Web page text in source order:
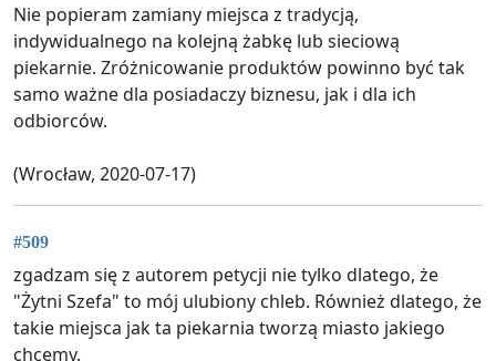
Nie popieram zamiany miejsca z tradycją,
indywidualnego na kolejną żabkę lub sieciową
piekarnie. Zróżnicowanie produktów powinno być tak
samo ważne dla posiadaczy biznesu, jak i dla ich
odbiorców.
(Wrocław, 2020-07-17)
#509
zgadzam się z autorem petycji nie tylko dlatego, że
"Żytni Szefa" to mój ulubiony chleb. Również dlatego, że
takie miejsca jak ta piekarnia tworzą miasto jakiego
chcemy.